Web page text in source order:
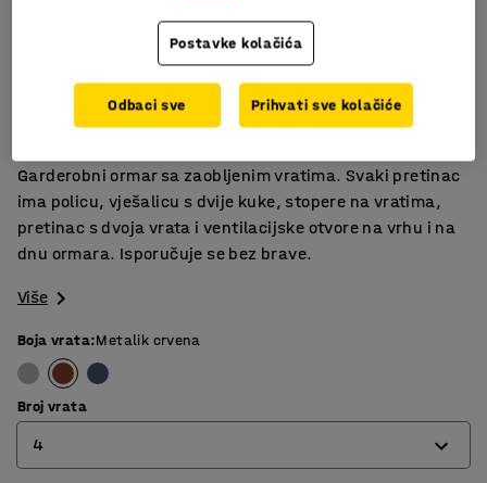
Dobro opremljen
Zaobljena, lakirana vrata
Kvalitetan i ekskluzivan
Garderobni ormar sa zaobljenim vratima. Svaki pretinac
ima policu, vješalicu s dvije kuke, stopere na vratima,
pretinac s dvoja vrata i ventilacijske otvore na vrhu i na
dnu ormara. Isporučuje se bez brave.
Više
Boja vrata:Metalik crvena
Broj vrata
4
Postavke kolačića
Odbaci sve Prihvati sve kolačiće